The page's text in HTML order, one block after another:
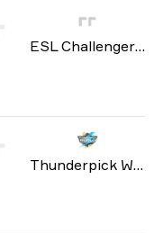
ESL Challenger League: North America Cup #4 2026
Thunderpick World Championship: North American 2026